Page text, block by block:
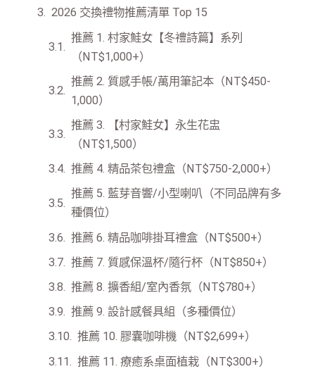
2026 交換禮物推薦清單 Top 15
推薦 1. 村家鮭女【冬禮詩篇】系列
（NT$1,000+）
推薦 2. 質感手帳/萬用筆記本（NT$450-
1,000）
推薦 3. 【村家鮭女】永生花盅
（NT$1,500）
推薦 4. 精品茶包禮盒（NT$750-2,000+）
推薦 5. 藍芽音響/小型喇叭（不同品牌有多
種價位）
推薦 6. 精品咖啡掛耳禮盒（NT$500+）
推薦 7. 質感保溫杯/隨行杯（NT$850+）
推薦 8. 擴香組/室內香氛（NT$780+）
推薦 9. 設計感餐具組（多種價位）
推薦 10. 膠囊咖啡機（NT$2,699+）
推薦 11. 療癒系桌面植栽（NT$300+）